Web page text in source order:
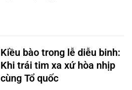
Kiều bào trong lễ diễu binh:
Khi trái tim xa xứ hòa nhịp
cùng Tổ quốc